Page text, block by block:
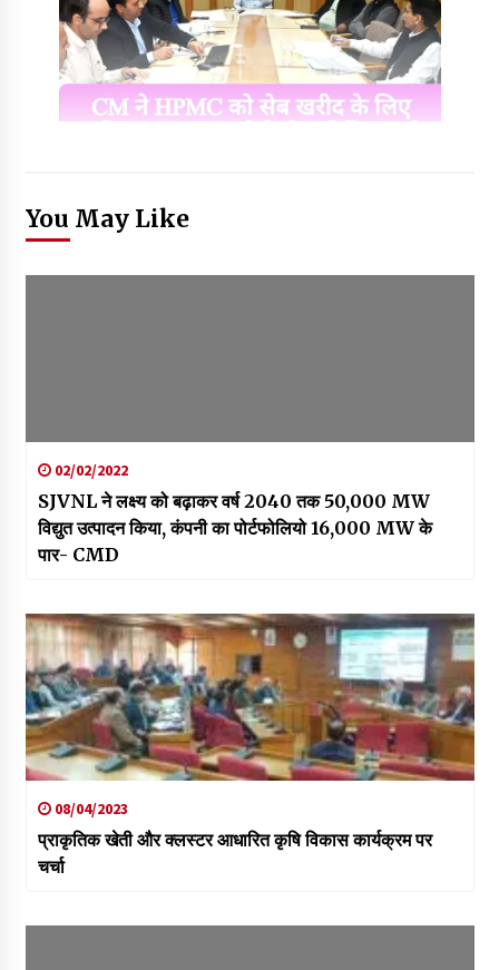
You May Like
02/02/2022
SJVNL ने लक्ष्‍य को बढ़ाकर वर्ष 2040 तक 50,000 MW
विद्युत उत्पादन किया, कंपनी का पोर्टफोलियो 16,000 MW के
पार- CMD
08/04/2023
प्राकृतिक खेती और क्लस्टर आधारित कृषि विकास कार्यक्रम पर
चर्चा